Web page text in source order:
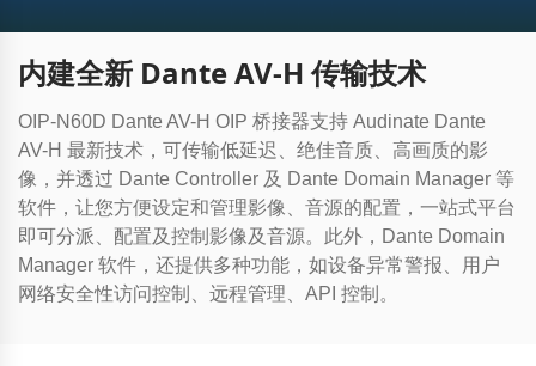
内建全新 Dante AV-H 传输技术
OIP-N60D Dante AV-H OIP 桥接器支持 Audinate Dante
AV-H 最新技术，可传输低延迟、绝佳音质、高画质的影
像，并透过 Dante Controller 及 Dante Domain Manager 等
软件，让您方便设定和管理影像、音源的配置，一站式平台
即可分派、配置及控制影像及音源。此外，Dante Domain
Manager 软件，还提供多种功能，如设备异常警报、用户
网络安全性访问控制、远程管理、API 控制。